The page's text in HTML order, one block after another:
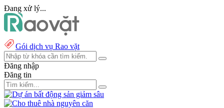
Đang xử lý...
Gói dịch vụ Rao vặt
Đăng nhập
Đăng tin